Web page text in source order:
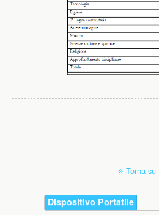
Torna su
Dispositivo Portatile